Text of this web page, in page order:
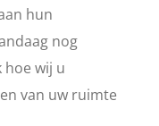
hun
nog
wij u
van uw ruimte